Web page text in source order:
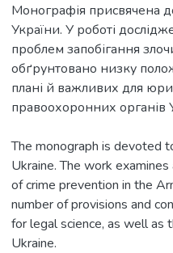
Монографія присвячена
України. У роботі
проблем запобігання
обґрунтовано низку
плані й важливих для
правоохоронних органів
The monograph is devoted
Ukraine. The work
of crime prevention in the
number of provisions and
for legal science, as well as
Ukraine.